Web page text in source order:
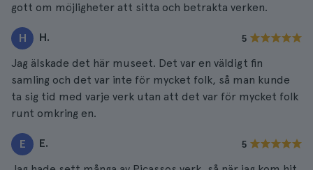
gott om möjligheter att sitta och betrakta verken.
H H. 5
Jag älskade det här museet. Det var en väldigt fin
samling och det var inte för mycket folk, så man kunde
ta sig tid med varje verk utan att det var för mycket folk
runt omkring en.
E E. 5